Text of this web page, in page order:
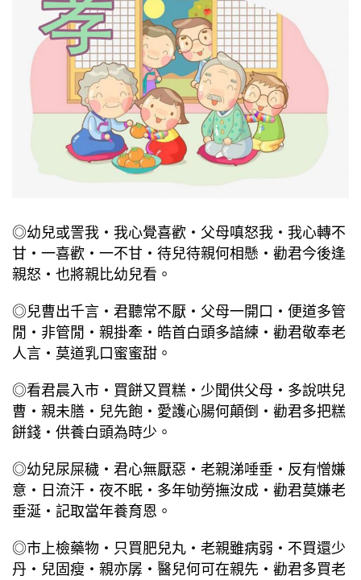
◎幼兒或詈我‧我心覺喜歡‧父母嗔怒我‧我心轉不
甘‧一喜歡‧一不甘‧待兒待親何相懸‧勸君今後逢
親怒‧也將親比幼兒看。
◎兒曹出千言‧君聽常不厭‧父母一開口‧便道多管
閒‧非管閒‧親掛牽‧皓首白頭多諳練‧勸君敬奉老
人言‧莫道乳口蜜蜜甜。
◎看君晨入市‧買餅又買糕‧少聞供父母‧多說哄兒
曹‧親未膳‧兒先飽‧愛護心腸何顛倒‧勸君多把糕
餅錢‧供養白頭為時少。
◎幼兒尿屎穢‧君心無厭惡‧老親涕唾垂‧反有憎嫌
意‧日流汗‧夜不眠‧多年劬勞撫汝成‧勸君莫嫌老
垂涎‧記取當年養育恩。
◎市上檢藥物‧只買肥兒丸‧老親雖病弱‧不買還少
丹‧兒固瘦‧親亦孱‧醫兒何可在親先‧勸君多買老